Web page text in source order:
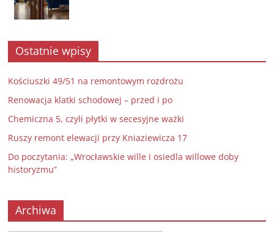
Ostatnie wpisy
Kościuszki 49/51 na remontowym rozdrożu
Renowacja klatki schodowej – przed i po
Chemiczna 5, czyli płytki w secesyjne ważki
Ruszy remont elewacji przy Kniaziewicza 17
Do poczytania: „Wrocławskie wille i osiedla willowe doby
historyzmu”
Archiwa